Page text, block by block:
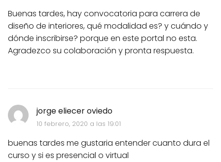
Buenas tardes, hay convocatoria para carrera de
diseño de interiores, qué modalidad es? y cuándo y
dónde inscribirse? porque en este portal no esta.
Agradezco su colaboración y pronta respuesta.
jorge eliecer oviedo
10 febrero, 2020 a las 19:01
buenas tardes me gustaria entender cuanto dura el
curso y si es presencial o virtual